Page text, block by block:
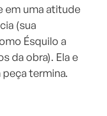
em uma atitude
(sua
Ésquilo a
da obra). Ela e
termina.